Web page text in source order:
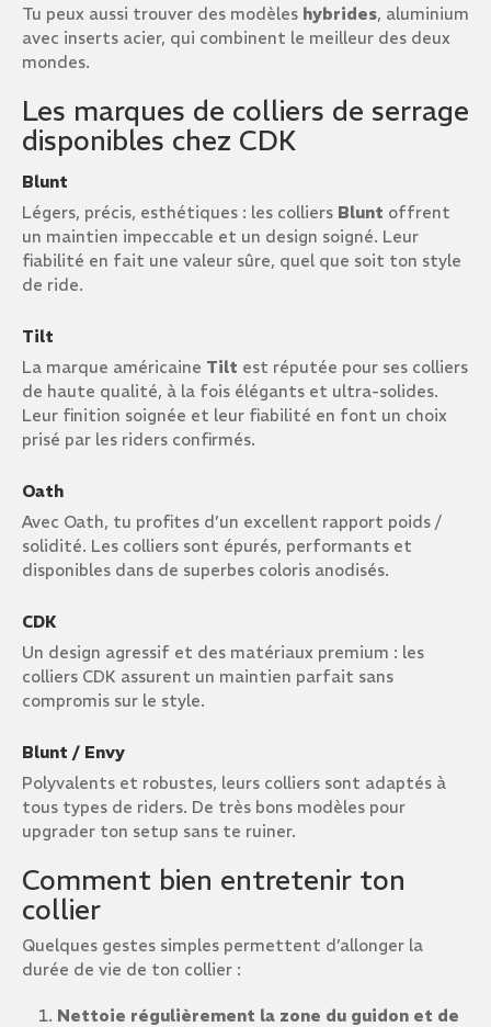
Tu peux aussi trouver des modèles hybrides, aluminium
avec inserts acier, qui combinent le meilleur des deux
mondes.
Les marques de colliers de serrage
disponibles chez CDK
Blunt
Légers, précis, esthétiques : les colliers Blunt offrent
un maintien impeccable et un design soigné. Leur
fiabilité en fait une valeur sûre, quel que soit ton style
de ride.
Tilt
La marque américaine Tilt est réputée pour ses colliers
de haute qualité, à la fois élégants et ultra-solides.
Leur finition soignée et leur fiabilité en font un choix
prisé par les riders confirmés.
Oath
Avec Oath, tu profites d’un excellent rapport poids /
solidité. Les colliers sont épurés, performants et
disponibles dans de superbes coloris anodisés.
CDK
Un design agressif et des matériaux premium : les
colliers CDK assurent un maintien parfait sans
compromis sur le style.
Blunt / Envy
Polyvalents et robustes, leurs colliers sont adaptés à
tous types de riders. De très bons modèles pour
upgrader ton setup sans te ruiner.
Comment bien entretenir ton
collier
Quelques gestes simples permettent d’allonger la
durée de vie de ton collier :
Nettoie régulièrement la zone du guidon et de